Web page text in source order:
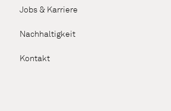
Jobs & Karriere
Nachhaltigkeit
Kontakt